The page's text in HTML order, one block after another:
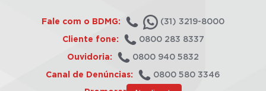
Fale com o BDMG: (31) 3219-8000
Cliente fone: 0800 283 8337
Ouvidoria: 0800 940 5832
Canal de Denúncias: 0800 580 3346